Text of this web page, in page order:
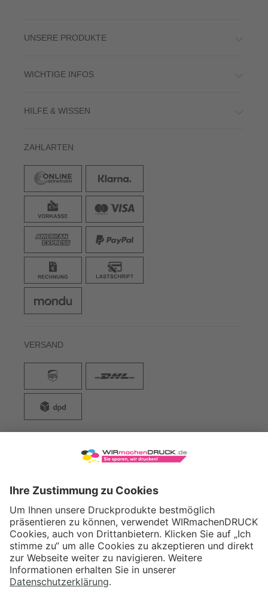
UNSERE PRODUKTE
WICHTIGE INFOS
HILFE & WISSEN
ZAHLARTEN
VERSAND
WIRmachenDRUCK GmbH
71522 Backnang
Tel.: +49 (0) 711 995 982 - 20
Fax: +49 (0) 711 995 982 - 21
SOCIAL MEDIA